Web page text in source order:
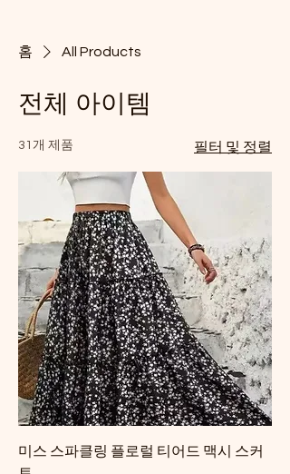
홈 All Products
전체 아이템
31개 제품 필터 및 정렬
미스 스파클링 플로럴 티어드 맥시 스커